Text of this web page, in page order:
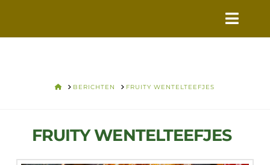
VANDAAG
HOME
BERICHTEN FRUITY WENTELTEEFJES
FRUITY WENTELTEEFJES